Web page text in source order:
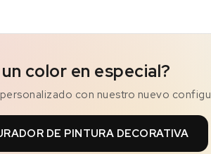
color en especial?
con nuestro nuevo
DE PINTURA DECORATIVA